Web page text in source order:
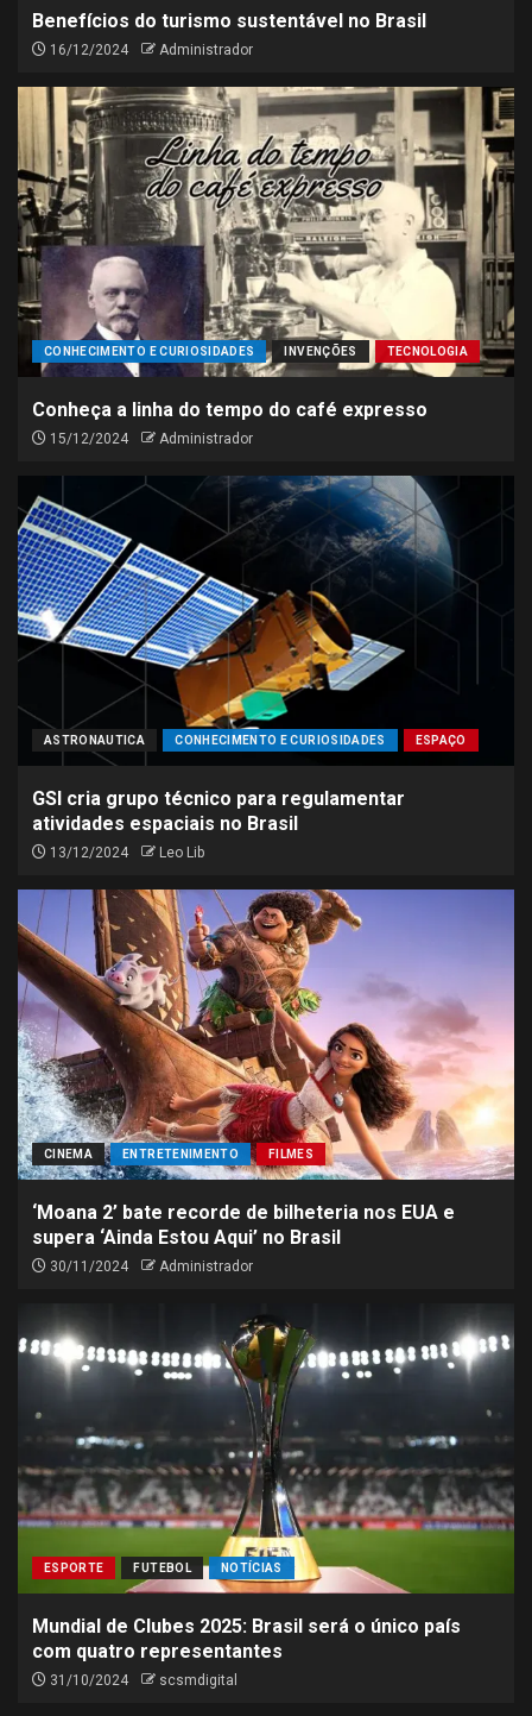
Benefícios do turismo sustentável no Brasil
16/12/2024 Administrador
CONHECIMENTO E CURIOSIDADES INVENÇÕES TECNOLOGIA
Conheça a linha do tempo do café expresso
15/12/2024 Administrador
ASTRONAUTICA CONHECIMENTO E CURIOSIDADES ESPAÇO
GSI cria grupo técnico para regulamentar
atividades espaciais no Brasil
13/12/2024 Leo Lib
CINEMA ENTRETENIMENTO FILMES
‘Moana 2’ bate recorde de bilheteria nos EUA e
supera ‘Ainda Estou Aqui’ no Brasil
30/11/2024 Administrador
ESPORTE FUTEBOL NOTÍCIAS
Mundial de Clubes 2025: Brasil será o único país
com quatro representantes
31/10/2024 scsmdigital